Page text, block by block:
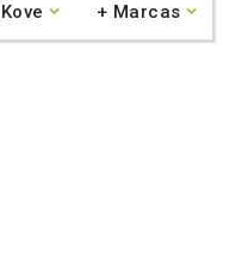
Kove + Marcas